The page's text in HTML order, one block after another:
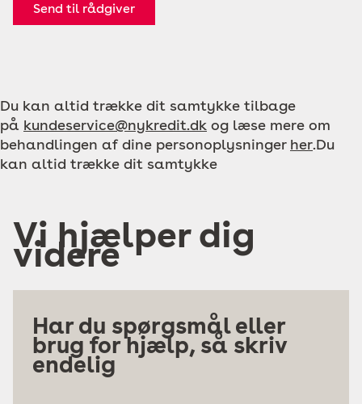
Send til rådgiver
Du kan altid trække dit samtykke tilbage
på kundeservice@nykredit.dk og læse mere om
behandlingen af dine personoplysninger her.Du
kan altid trække dit samtykke
Vi hjælper dig
videre
Har du spørgsmål eller
brug for hjælp, så skriv
endelig